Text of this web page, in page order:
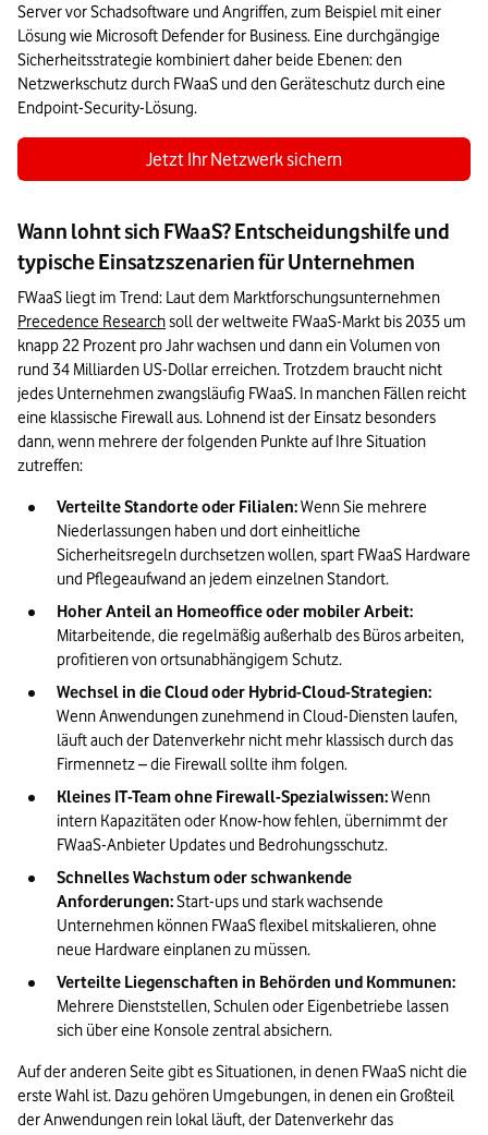
Server vor Schadsoftware und Angriffen, zum Beispiel mit einer
Lösung wie Microsoft Defender for Business. Eine durchgängige
Sicherheitsstrategie kombiniert daher beide Ebenen: den
Netzwerkschutz durch FWaaS und den Geräteschutz durch eine
Endpoint-Security-Lösung.
Jetzt Ihr Netzwerk sichern
Wann lohnt sich FWaaS? Entscheidungshilfe und
typische Einsatzszenarien für Unternehmen
Precedence Research soll der weltweite FWaaS-Markt bis 2035 um
knapp 22 Prozent pro Jahr wachsen und dann ein Volumen von
rund 34 Milliarden US-Dollar erreichen. Trotzdem braucht nicht
jedes Unternehmen zwangsläufig FWaaS. In manchen Fällen reicht
eine klassische Firewall aus. Lohnend ist der Einsatz besonders
dann, wenn mehrere der folgenden Punkte auf Ihre Situation
zutreffen:
Verteilte Standorte oder Filialen: Wenn Sie mehrere
Niederlassungen haben und dort einheitliche
Sicherheitsregeln durchsetzen wollen, spart FWaaS Hardware
und Pflegeaufwand an jedem einzelnen Standort.
Hoher Anteil an Homeoffice oder mobiler Arbeit:
Mitarbeitende, die regelmäßig außerhalb des Büros arbeiten,
profitieren von ortsunabhängigem Schutz.
Wechsel in die Cloud oder Hybrid-Cloud-Strategien:
Wenn Anwendungen zunehmend in Cloud-Diensten laufen,
läuft auch der Datenverkehr nicht mehr klassisch durch das
Firmennetz – die Firewall sollte ihm folgen.
Kleines IT-Team ohne Firewall-Spezialwissen: Wenn
intern Kapazitäten oder Know-how fehlen, übernimmt der
FWaaS-Anbieter Updates und Bedrohungsschutz.
Schnelles Wachstum oder schwankende
Anforderungen: Start-ups und stark wachsende
Unternehmen können FWaaS flexibel mitskalieren, ohne
neue Hardware einplanen zu müssen.
Verteilte Liegenschaften in Behörden und Kommunen:
Mehrere Dienststellen, Schulen oder Eigenbetriebe lassen
sich über eine Konsole zentral absichern.
Auf der anderen Seite gibt es Situationen, in denen FWaaS nicht die
erste Wahl ist. Dazu gehören Umgebungen, in denen ein Großteil
der Anwendungen rein lokal läuft, der Datenverkehr das